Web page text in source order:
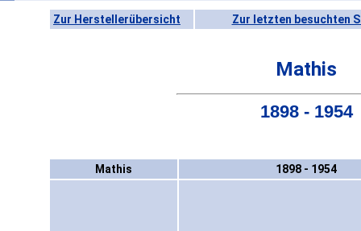
Zur Herstellerübersicht Zur letzten besuchten
Mathis
1898 - 1954
Mathis 1898 - 1954